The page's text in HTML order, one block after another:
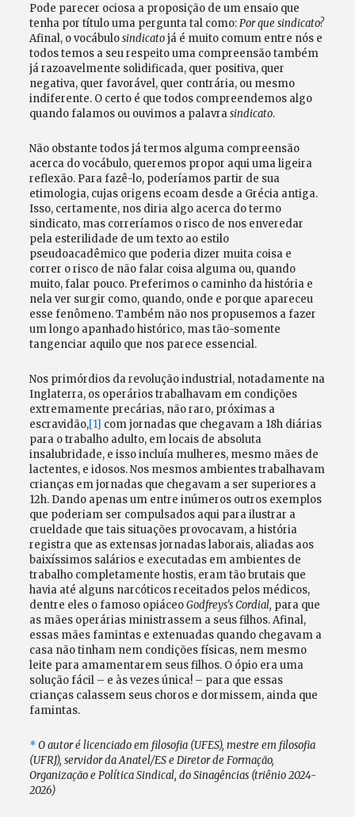
Pode parecer ociosa a proposição de um ensaio que
tenha por título uma pergunta tal como:Por que sindicato?
Afinal, o vocábulosindicatojá é muito comum entre nós e
todos temos a seu respeito uma compreensão também
já razoavelmente solidificada, quer positiva, quer
negativa, quer favorável, quer contrária, ou mesmo
indiferente. O certo é que todos compreendemos algo
quando falamos ou ouvimos a palavrasindicato.
Não obstante todos já termos alguma compreensão
acerca do vocábulo, queremos propor aqui uma ligeira
reflexão. Para fazê-lo, poderíamos partir de sua
etimologia, cujas origens ecoam desde a Grécia antiga.
Isso, certamente, nos diria algo acerca do termo
sindicato, mas correríamos o risco de nos enveredar
pela esterilidade de um texto ao estilo
pseudoacadêmico que poderia dizer muita coisa e
correr o risco de não falar coisa alguma ou, quando
muito, falar pouco. Preferimos o caminho da história e
nela ver surgir como, quando, onde e porque apareceu
esse fenômeno. Também não nos propusemos a fazer
um longo apanhado histórico, mas tão-somente
tangenciar aquilo que nos parece essencial.
Nos primórdios da revolução industrial, notadamente na
Inglaterra, os operários trabalhavam em condições
extremamente precárias, não raro, próximas a
escravidão,[1] com jornadas que chegavam a 18h diárias
para o trabalho adulto, em locais de absoluta
insalubridade, e isso incluía mulheres, mesmo mães de
lactentes, e idosos. Nos mesmos ambientes trabalhavam
crianças em jornadas que chegavam a ser superiores a
12h. Dando apenas um entre inúmeros outros exemplos
que poderiam ser compulsados aqui para ilustrar a
crueldade que tais situações provocavam, a história
registra que as extensas jornadas laborais, aliadas aos
baixíssimos salários e executadas em ambientes de
trabalho completamente hostis, eram tão brutais que
havia até alguns narcóticos receitados pelos médicos,
dentre eles o famoso opiáceoGodfreys’s Cordial, para que
as mães operárias ministrassem a seus filhos. Afinal,
essas mães famintas e extenuadas quando chegavam a
casa não tinham nem condições físicas, nem mesmo
leite para amamentarem seus filhos. O ópio era uma
solução fácil – e às vezes única! – para que essas
crianças calassem seus choros e dormissem, ainda que
famintas.
*O autor é licenciado em filosofia (UFES), mestre em filosofia
(UFRJ), servidor da Anatel/ES e Diretor de Formação,
Organização e Política Sindical, do Sinagências (triênio 2024-
2026)